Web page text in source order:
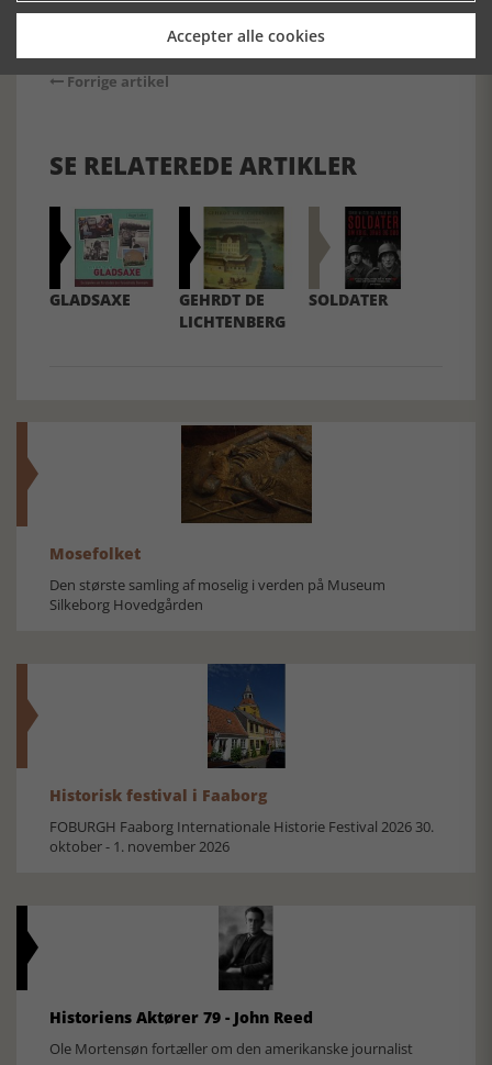
Forrige artikel
SE RELATEREDE ARTIKLER
GLADSAXE
GEHRDT DE
LICHTENBERG
SOLDATER
Mosefolket
Den største samling af moselig i verden på Museum
Silkeborg Hovedgården
Historisk festival i Faaborg
FOBURGH Faaborg Internationale Historie Festival 2026 30.
oktober - 1. november 2026
Historiens Aktører 79 - John Reed
Ole Mortensøn fortæller om den amerikanske journalist
Accepter alle cookies